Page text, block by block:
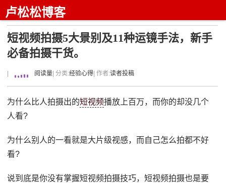
卢松松博客
短视频拍摄5大景别及11种运镜手法，新手
必备拍摄干货。
阅读量 | 分类:经验心得 | 作者:读者投稿
为什么比人拍摄出的短视频播放上百万，而你的却没几个
人看?
为什么别人的一看就是大片级视感，而自己怎么拍都不好
看?
说到底是你没有掌握短视频拍摄技巧，短视频拍摄也是要